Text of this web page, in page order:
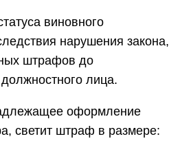
виновного
нарушения закона,
штрафов до
лица.
оформление
светит штраф в размере: